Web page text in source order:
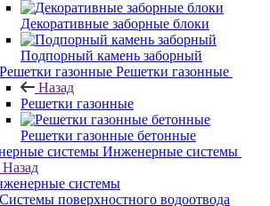
Декоративные заборные блоки
Подпорный камень заборный
Решетки газонные
Назад
Решетки газонные
Решетки газонные бетонные
Инженерные системы
Назад
системы